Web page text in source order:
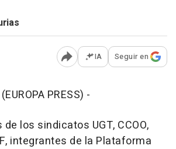
Abrir opciones para
IA Seguir en
PRESS) -
los sindicatos UGT, CCOO,
integrantes de la Plataforma